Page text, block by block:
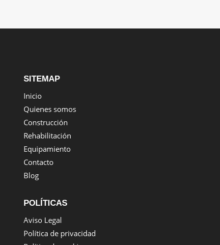
SITEMAP
Inicio
Quienes somos
Construcción
Rehabilitación
Equipamiento
Contacto
Blog
POLÍTICAS
Aviso Legal
Política de privacidad